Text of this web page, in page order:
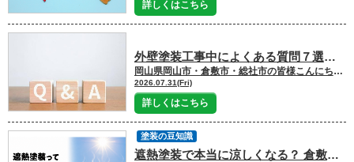
詳しくはこちら
外壁塗装工事中によくある質問７選！気になる疑問とは？
岡山県岡山市・倉敷市・総社市の皆様こんにちは
2026.07.31(Fri)
詳しくはこちら
遮熱塗装で本当に涼しくなる？ 倉敷市の夏に効果はあるのか
塗装の豆知識